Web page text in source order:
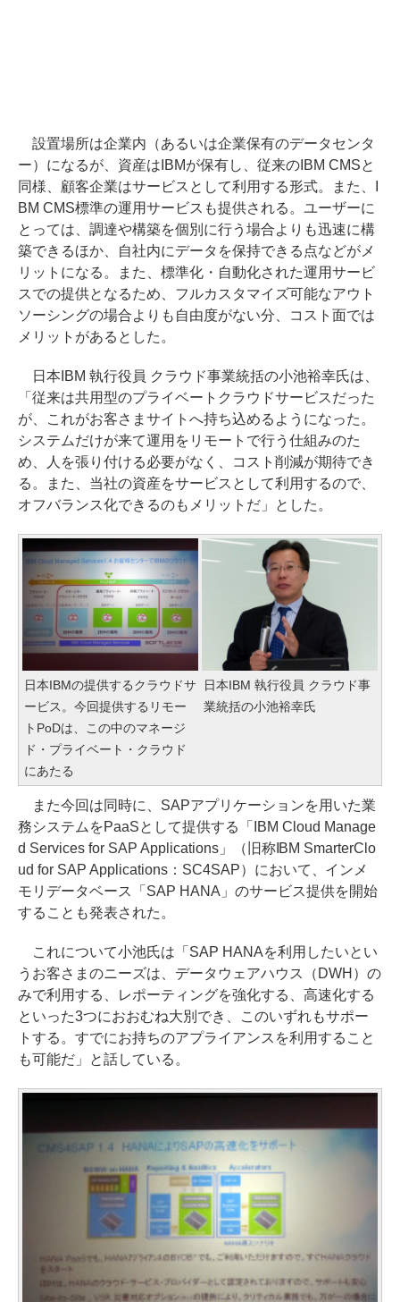
設置場所は企業内（あるいは企業保有のデータセンタ
ー）になるが、資産はIBMが保有し、従来のIBM CMSと
同様、顧客企業はサービスとして利用する形式。また、I
BM CMS標準の運用サービスも提供される。ユーザーに
とっては、調達や構築を個別に行う場合よりも迅速に構
築できるほか、自社内にデータを保持できる点などがメ
リットになる。また、標準化・自動化された運用サービ
スでの提供となるため、フルカスタマイズ可能なアウト
ソーシングの場合よりも自由度がない分、コスト面では
メリットがあるとした。
日本IBM 執行役員 クラウド事業統括の小池裕幸氏は、
「従来は共用型のプライベートクラウドサービスだった
が、これがお客さまサイトへ持ち込めるようになった。
システムだけが来て運用をリモートで行う仕組みのた
め、人を張り付ける必要がなく、コスト削減が期待でき
る。また、当社の資産をサービスとして利用するので、
オフバランス化できるのもメリットだ」とした。
日本IBMの提供するクラウドサ
ービス。今回提供するリモー
トPoDは、この中のマネージ
ド・プライベート・クラウド
にあたる
日本IBM 執行役員 クラウド事
業統括の小池裕幸氏
また今回は同時に、SAPアプリケーションを用いた業
務システムをPaaSとして提供する「IBM Cloud Manage
d Services for SAP Applications」（旧称IBM SmarterClo
ud for SAP Applications：SC4SAP）において、インメ
モリデータベース「SAP HANA」のサービス提供を開始
することも発表された。
これについて小池氏は「SAP HANAを利用したいとい
うお客さまのニーズは、データウェアハウス（DWH）の
みで利用する、レポーティングを強化する、高速化する
といった3つにおおむね大別でき、このいずれもサポー
トする。すでにお持ちのアプライアンスを利用すること
も可能だ」と話している。